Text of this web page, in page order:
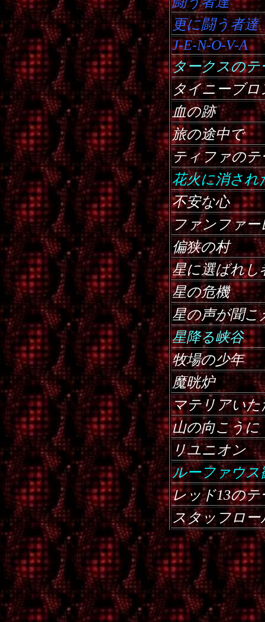
更に闘う者達
J-E-N-O-V-A
タークスのテ
タイニーブ
血の跡
旅の途中で
ティファのテ
花火に消され
不安な心
ファンファー
偏狭の村
星に選ばれし
星の危機
星の声が聞こ
星降る峡谷
牧場の少年
魔晄炉
マテリアいた
山の向こうに
リユニオン
ルーファウス
レッド13のテ
スタッフロー